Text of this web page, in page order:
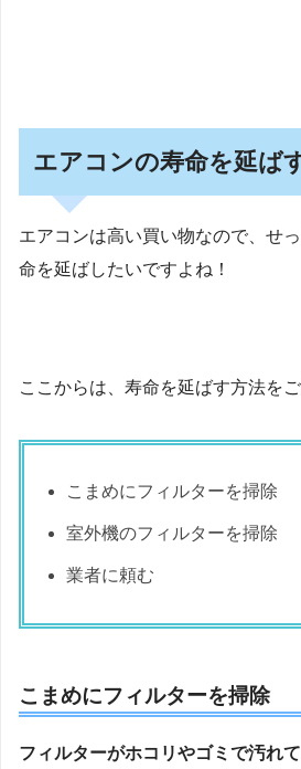
エアコンの寿命を延ば
エアコンは高い買い物なので、せ
命を延ばしたいですよね！
ここからは、寿命を延ばす方法を
こまめにフィルターを掃除
室外機のフィルターを掃除
業者に頼む
こまめにフィルターを掃除
フィルターがホコリやゴミで汚れ